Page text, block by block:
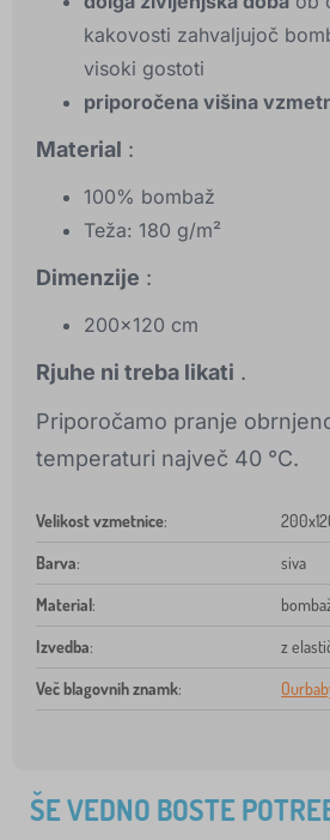
kakovosti zahvaljujoč
visoki gostoti
priporočena višina
Material :
100% bombaž
Teža: 180 g/m²
Dimenzije :
200x120 cm
Rjuhe ni treba likati .
Priporočamo pranje
temperaturi največ 40 °C.
Velikost vzmetnice:
Barva: siva
Material:
Izvedba: z
Več blagovnih znamk:
ŠE VEDNO BOSTE